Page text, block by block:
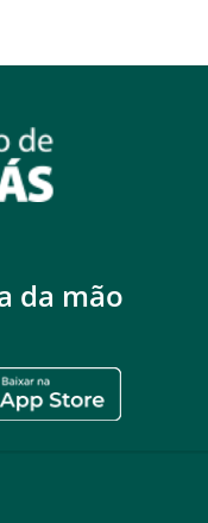
da mão